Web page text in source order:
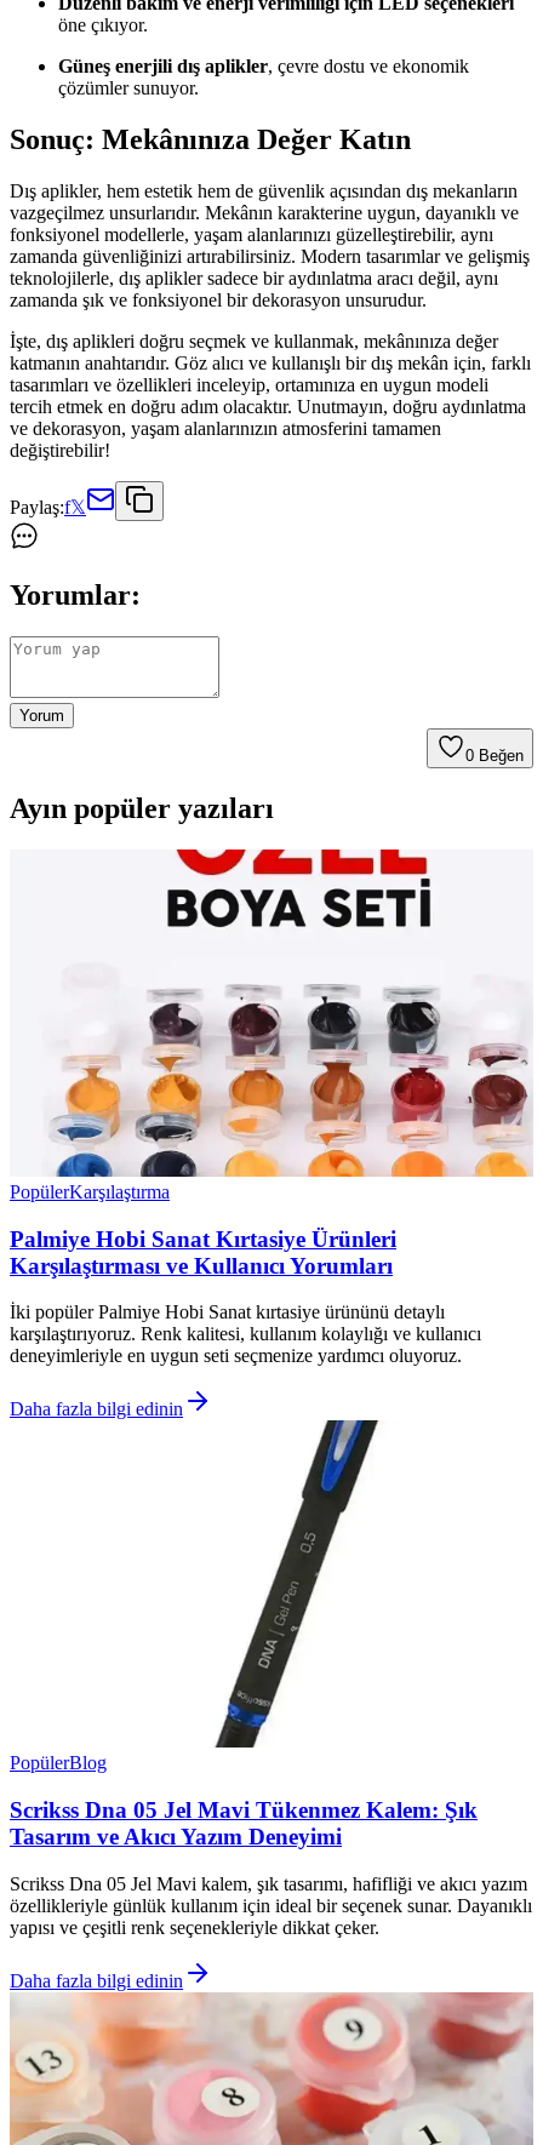
öne çıkıyor.
Güneş enerjili dış aplikler, çevre dostu ve ekonomik
çözümler sunuyor.
Sonuç: Mekânınıza Değer Katın
Dış aplikler, hem estetik hem de güvenlik açısından dış mekanların
vazgeçilmez unsurlarıdır. Mekânın karakterine uygun, dayanıklı ve
fonksiyonel modellerle, yaşam alanlarınızı güzelleştirebilir, aynı
zamanda güvenliğinizi artırabilirsiniz. Modern tasarımlar ve gelişmiş
teknolojilerle, dış aplikler sadece bir aydınlatma aracı değil, aynı
zamanda şık ve fonksiyonel bir dekorasyon unsurudur.
İşte, dış aplikleri doğru seçmek ve kullanmak, mekânınıza değer
katmanın anahtarıdır. Göz alıcı ve kullanışlı bir dış mekân için, farklı
tasarımları ve özellikleri inceleyip, ortamınıza en uygun modeli
tercih etmek en doğru adım olacaktır. Unutmayın, doğru aydınlatma
ve dekorasyon, yaşam alanlarınızın atmosferini tamamen
değiştirebilir!
Paylaş:f𝕏
Yorumlar:
Yorum
0 Beğen
Ayın popüler yazıları
PopülerKarşılaştırma
Palmiye Hobi Sanat Kırtasiye Ürünleri
Karşılaştırması ve Kullanıcı Yorumları
İki popüler Palmiye Hobi Sanat kırtasiye ürününü detaylı
karşılaştırıyoruz. Renk kalitesi, kullanım kolaylığı ve kullanıcı
deneyimleriyle en uygun seti seçmenize yardımcı oluyoruz.
Daha fazla bilgi edinin
PopülerBlog
Scrikss Dna 05 Jel Mavi Tükenmez Kalem: Şık
Tasarım ve Akıcı Yazım Deneyimi
Scrikss Dna 05 Jel Mavi kalem, şık tasarımı, hafifliği ve akıcı yazım
özellikleriyle günlük kullanım için ideal bir seçenek sunar. Dayanıklı
yapısı ve çeşitli renk seçenekleriyle dikkat çeker.
Daha fazla bilgi edinin